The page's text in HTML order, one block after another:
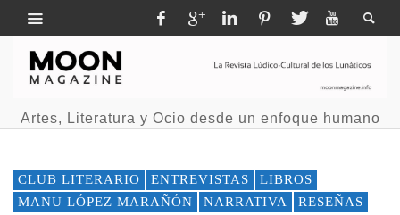
Artes, Literatura y Ocio desde un enfoque humano
CLUB LITERARIO ENTREVISTAS
LIBROS
MANU LÓPEZ MARAÑÓN
NARRATIVA RESEÑAS